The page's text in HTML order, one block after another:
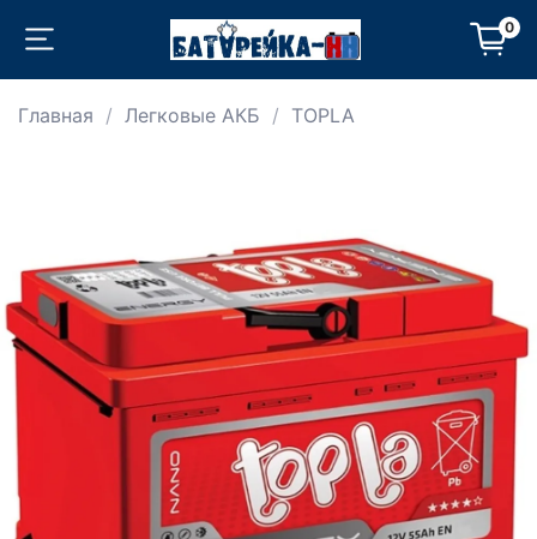
0
Главная Легковые АКБ TOPLA